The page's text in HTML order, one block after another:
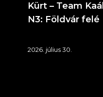
Kürt – Team
N3: Földvár felé
2026. július 30.